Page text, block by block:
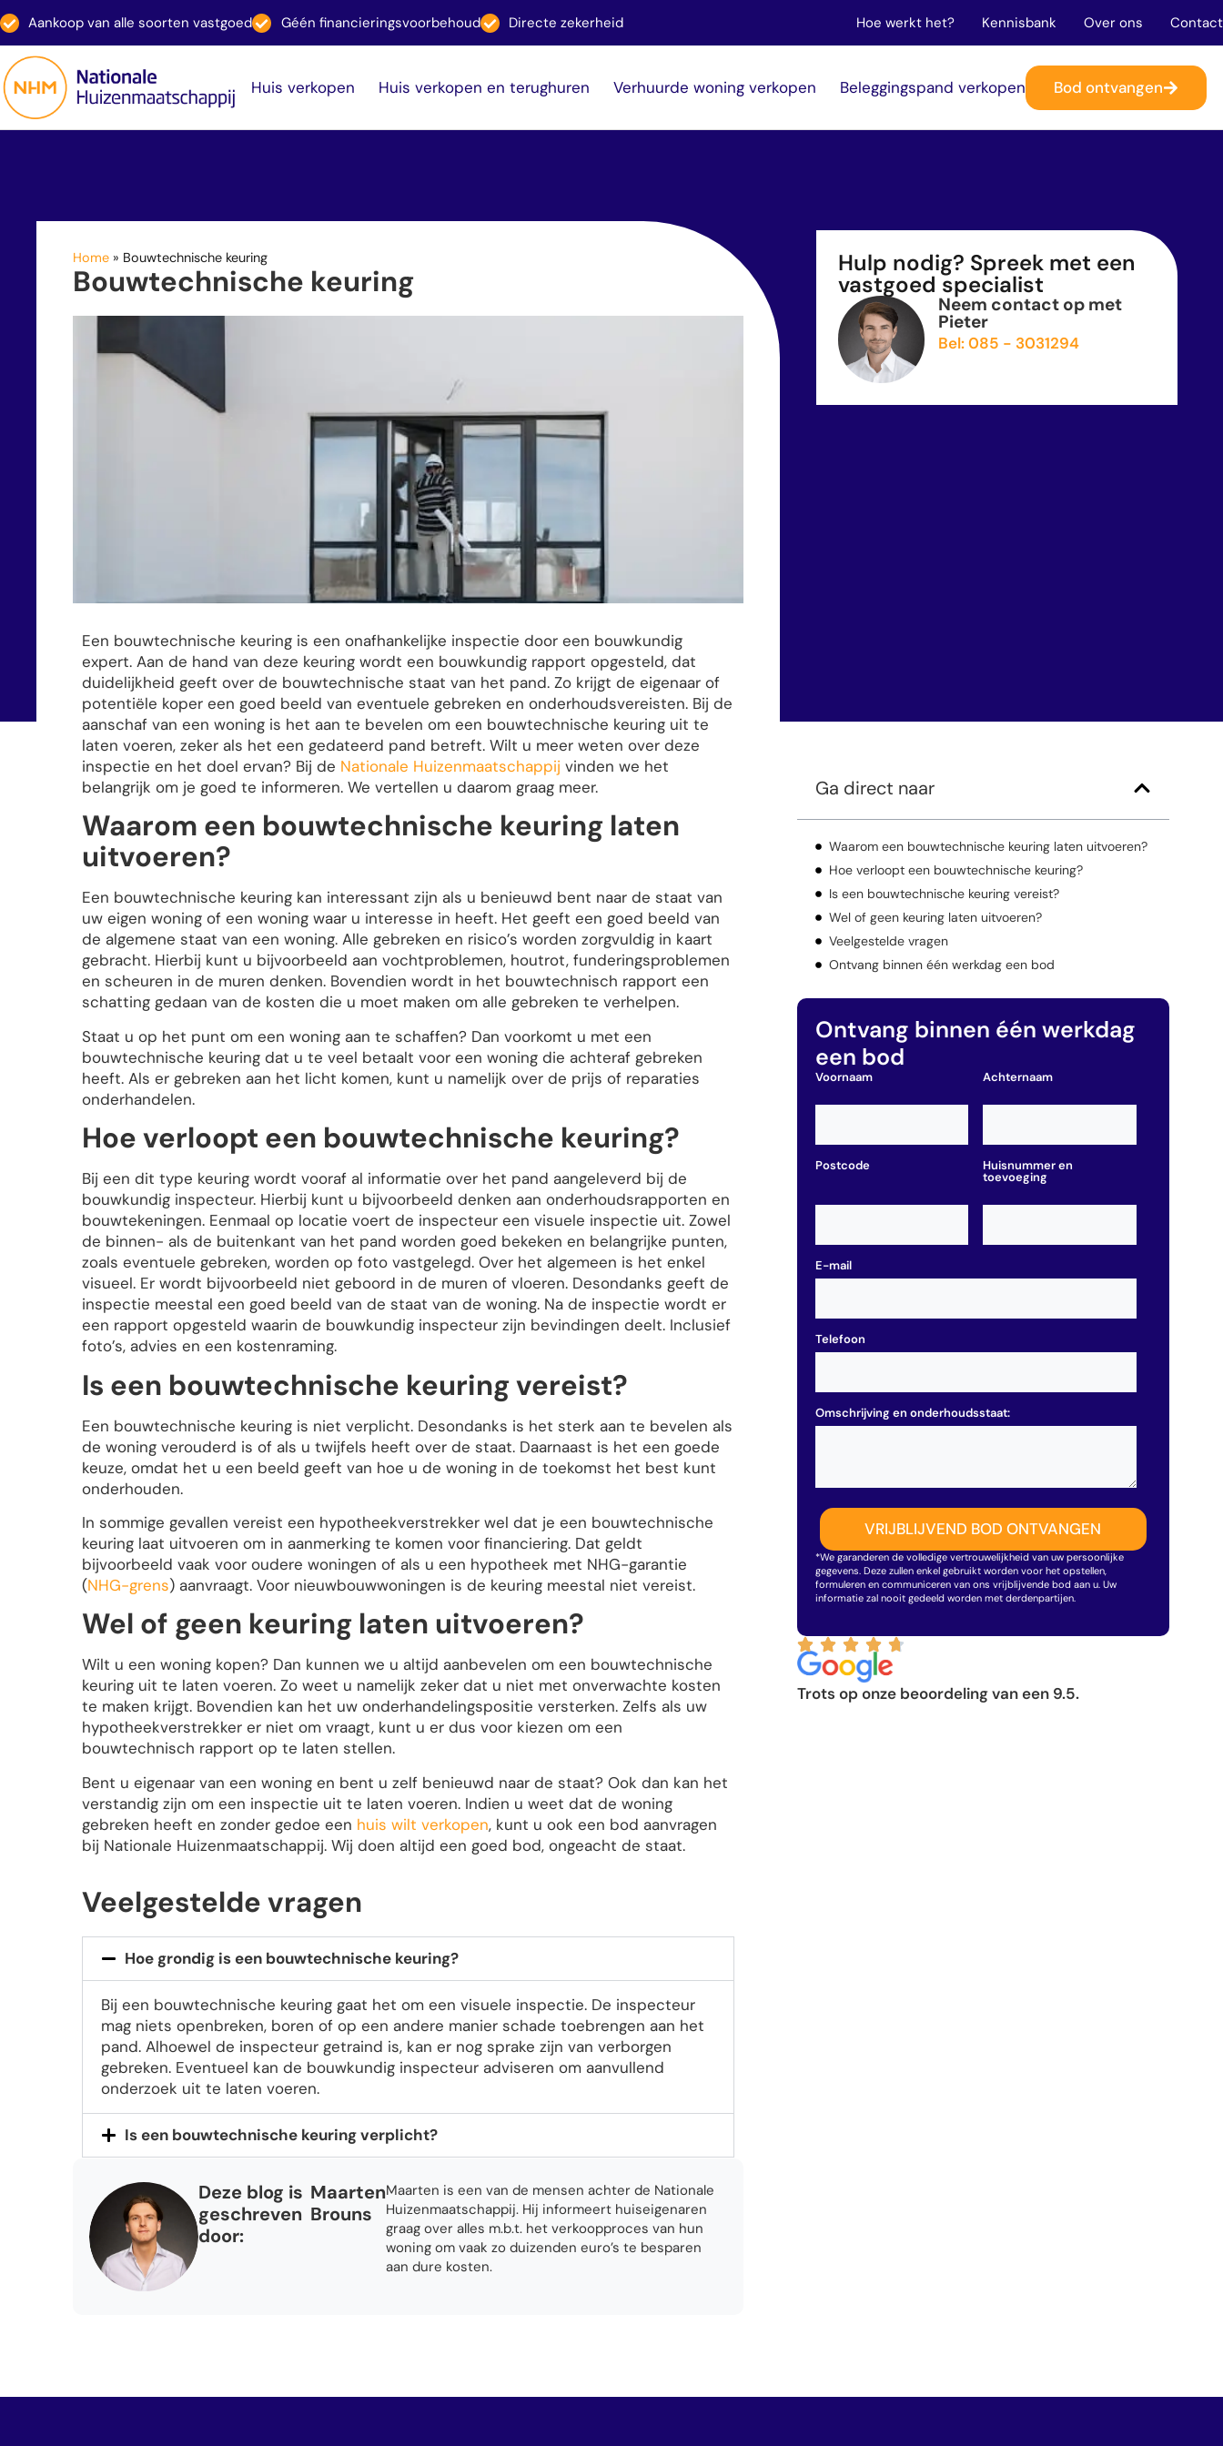
Aankoop van alle soorten vastgoed Géén financieringsvoorbehoud Directe zekerheid Hoe werkt het? Kennisbank Over ons Contact
Huis verkopen Huis verkopen en terughuren Verhuurde woning verkopen Beleggingspand verkopen Bod ontvangen
Hulp nodig? Spreek met een
vastgoed specialist
Neem contact op met
Pieter
Bel: 085 - 3031294
Home » Bouwtechnische keuring
Bouwtechnische keuring
Een bouwtechnische keuring is een onafhankelijke inspectie door een bouwkundig
expert. Aan de hand van deze keuring wordt een bouwkundig rapport opgesteld, dat
duidelijkheid geeft over de bouwtechnische staat van het pand. Zo krijgt de eigenaar of
potentiële koper een goed beeld van eventuele gebreken en onderhoudsvereisten. Bij de
aanschaf van een woning is het aan te bevelen om een bouwtechnische keuring uit te
laten voeren, zeker als het een gedateerd pand betreft. Wilt u meer weten over deze
inspectie en het doel ervan? Bij de Nationale Huizenmaatschappij vinden we het
belangrijk om je goed te informeren. We vertellen u daarom graag meer.
Waarom een bouwtechnische keuring laten
uitvoeren?
Een bouwtechnische keuring kan interessant zijn als u benieuwd bent naar de staat van
uw eigen woning of een woning waar u interesse in heeft. Het geeft een goed beeld van
de algemene staat van een woning. Alle gebreken en risico’s worden zorgvuldig in kaart
gebracht. Hierbij kunt u bijvoorbeeld aan vochtproblemen, houtrot, funderingsproblemen
en scheuren in de muren denken. Bovendien wordt in het bouwtechnisch rapport een
schatting gedaan van de kosten die u moet maken om alle gebreken te verhelpen.
Staat u op het punt om een woning aan te schaffen? Dan voorkomt u met een
bouwtechnische keuring dat u te veel betaalt voor een woning die achteraf gebreken
heeft. Als er gebreken aan het licht komen, kunt u namelijk over de prijs of reparaties
onderhandelen.
Hoe verloopt een bouwtechnische keuring?
Bij een dit type keuring wordt vooraf al informatie over het pand aangeleverd bij de
bouwkundig inspecteur. Hierbij kunt u bijvoorbeeld denken aan onderhoudsrapporten en
bouwtekeningen. Eenmaal op locatie voert de inspecteur een visuele inspectie uit. Zowel
de binnen- als de buitenkant van het pand worden goed bekeken en belangrijke punten,
zoals eventuele gebreken, worden op foto vastgelegd. Over het algemeen is het enkel
visueel. Er wordt bijvoorbeeld niet geboord in de muren of vloeren. Desondanks geeft de
inspectie meestal een goed beeld van de staat van de woning. Na de inspectie wordt er
een rapport opgesteld waarin de bouwkundig inspecteur zijn bevindingen deelt. Inclusief
foto’s, advies en een kostenraming.
Is een bouwtechnische keuring vereist?
Een bouwtechnische keuring is niet verplicht. Desondanks is het sterk aan te bevelen als
de woning verouderd is of als u twijfels heeft over de staat. Daarnaast is het een goede
keuze, omdat het u een beeld geeft van hoe u de woning in de toekomst het best kunt
onderhouden.
In sommige gevallen vereist een hypotheekverstrekker wel dat je een bouwtechnische
keuring laat uitvoeren om in aanmerking te komen voor financiering. Dat geldt
bijvoorbeeld vaak voor oudere woningen of als u een hypotheek met NHG-garantie
(NHG-grens) aanvraagt. Voor nieuwbouwwoningen is de keuring meestal niet vereist.
Wel of geen keuring laten uitvoeren?
Wilt u een woning kopen? Dan kunnen we u altijd aanbevelen om een bouwtechnische
keuring uit te laten voeren. Zo weet u namelijk zeker dat u niet met onverwachte kosten
te maken krijgt. Bovendien kan het uw onderhandelingspositie versterken. Zelfs als uw
hypotheekverstrekker er niet om vraagt, kunt u er dus voor kiezen om een
bouwtechnisch rapport op te laten stellen.
Bent u eigenaar van een woning en bent u zelf benieuwd naar de staat? Ook dan kan het
verstandig zijn om een inspectie uit te laten voeren. Indien u weet dat de woning
gebreken heeft en zonder gedoe een huis wilt verkopen, kunt u ook een bod aanvragen
bij Nationale Huizenmaatschappij. Wij doen altijd een goed bod, ongeacht de staat.
Veelgestelde vragen
Hoe grondig is een bouwtechnische keuring?
Bij een bouwtechnische keuring gaat het om een visuele inspectie. De inspecteur
mag niets openbreken, boren of op een andere manier schade toebrengen aan het
pand. Alhoewel de inspecteur getraind is, kan er nog sprake zijn van verborgen
gebreken. Eventueel kan de bouwkundig inspecteur adviseren om aanvullend
onderzoek uit te laten voeren.
Is een bouwtechnische keuring verplicht?
Deze blog is
geschreven
door:
Maarten
Brouns
Maarten is een van de mensen achter de Nationale
Huizenmaatschappij. Hij informeert huiseigenaren
graag over alles m.b.t. het verkoopproces van hun
woning om vaak zo duizenden euro’s te besparen
aan dure kosten.
Ga direct naar
Waarom een bouwtechnische keuring laten uitvoeren?
Hoe verloopt een bouwtechnische keuring?
Is een bouwtechnische keuring vereist?
Wel of geen keuring laten uitvoeren?
Veelgestelde vragen
Ontvang binnen één werkdag een bod
Ontvang binnen één werkdag
een bod
Voornaam Achternaam
Postcode Huisnummer en
toevoeging
E-mail
Telefoon
Omschrijving en onderhoudsstaat:
*We garanderen de volledige vertrouwelijkheid van uw persoonlijke
gegevens. Deze zullen enkel gebruikt worden voor het opstellen,
formuleren en communiceren van ons vrijblijvende bod aan u. Uw
informatie zal nooit gedeeld worden met derdenpartijen.
Trots op onze beoordeling van een 9.5.